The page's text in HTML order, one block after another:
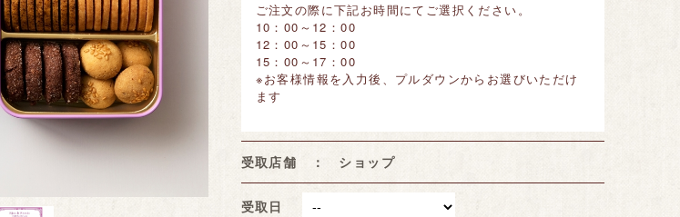
ご注文の際に下記お時間にてご選択ください。
10：00～12：00
12：00～15：00
15：00～17：00
※お客様情報を入力後、プルダウンからお選びいただけ
ます
受取店舗 ： ショップ
受取日